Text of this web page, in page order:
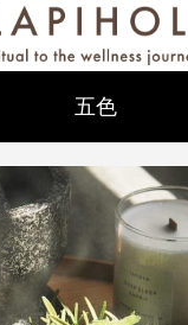
五色